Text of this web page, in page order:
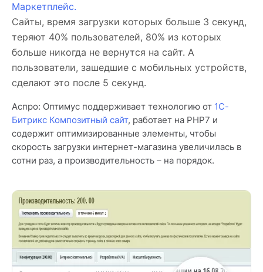
Маркетплейс.
Сайты, время загрузки которых больше 3 секунд,
теряют 40% пользователей, 80% из которых
больше никогда не вернутся на сайт. А
пользователи, зашедшие с мобильных устройств,
сделают это после 5 секунд.
Аспро: Оптимус поддерживает технологию от 1С-
Битрикс Композитный сайт, работает на PHP7 и
содержит оптимизированные элементы, чтобы
скорость загрузки интернет-магазина увеличилась в
сотни раз, а производительность – на порядок.